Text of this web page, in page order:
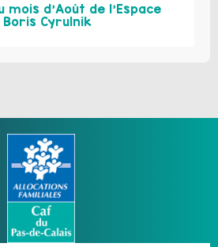
d’Août de l’Espace
Boris Cyrulnik